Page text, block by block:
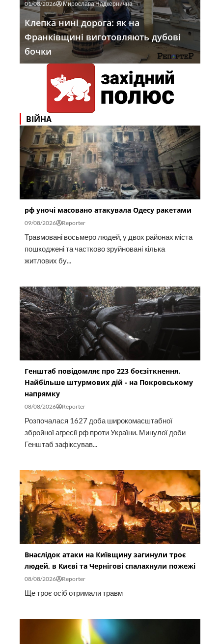
01/08/2026 Мирослава Надкернична
Клепка нині дорога: як на
Франківщині виготовляють дубові
бочки
ВІЙНА
рф уночі масовано атакувала Одесу ракетами
09/08/2026 Reporter
Травмовані восьмеро людей, у двох районах міста
пошкоджені та частково зруйновані кілька
житлових бу...
Генштаб повідомляє про 223 боєзіткнення.
Найбільше штурмових дій - на Покровському
напрямку
08/08/2026 Reporter
Розпочалася 1627 доба широкомасштабної
збройної агресії рф проти України. Минулої доби
Генштаб зафіксував...
Внаслідок атаки на Київщину загинули троє
людей, в Києві та Чернігові спалахнули пожежі
08/08/2026 Reporter
Ще троє осіб отримали травм